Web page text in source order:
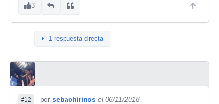
3
1 respuesta directa
#12 por sebachirinos el 06/11/2018